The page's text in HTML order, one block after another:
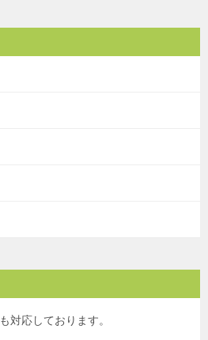
も対応しております。